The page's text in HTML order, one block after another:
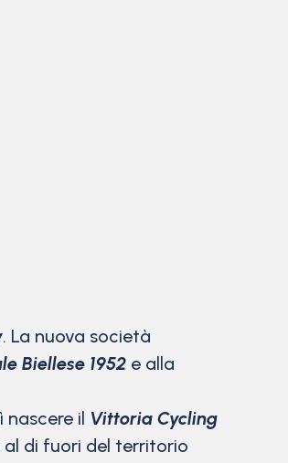
. La nuova società
Biellese 1952 e alla
il Vittoria Cycling
al di fuori del territorio